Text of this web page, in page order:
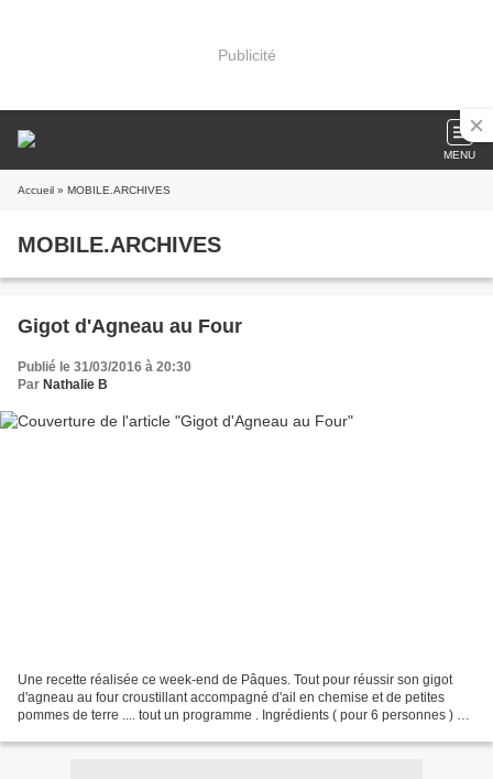
Publicité
MENU
Accueil » MOBILE.ARCHIVES
MOBILE.ARCHIVES
Gigot d'Agneau au Four
Publié le 31/03/2016 à 20:30
Par Nathalie B
Une recette réalisée ce week-end de Pâques. Tout pour réussir son gigot
d'agneau au four croustillant accompagné d'ail en chemise et de petites
pommes de terre .... tout un programme . Ingrédients ( pour 6 personnes ) 1